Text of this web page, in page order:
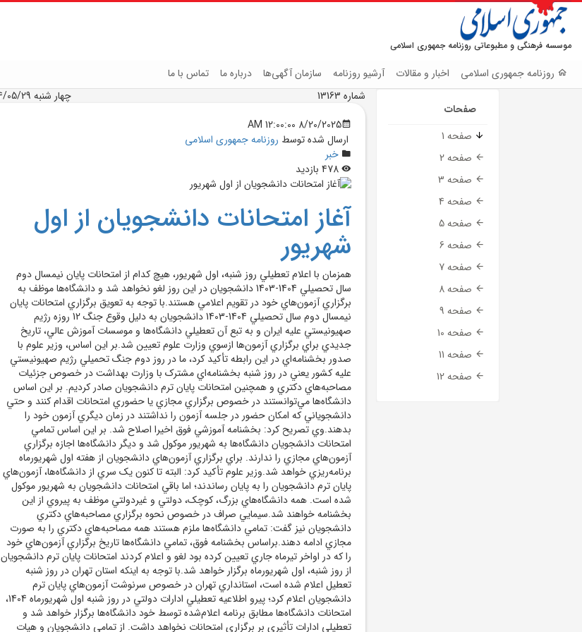
موسسه فرهنگی و مطبوعاتی روزنامه جمهوری اسلامی
روزنامه جمهوری اسلامی اخبار و مقالات آرشیو روزنامه سازمان آگهی‌ها درباره ما تماس با ما
صفحات
صفحه 1
صفحه 2
صفحه 3
صفحه 4
صفحه 5
صفحه 6
صفحه 7
صفحه 8
صفحه 9
صفحه 10
صفحه 11
صفحه 12
شماره 13163
چهار شنبه 1404/05/29
8/20/2025 12:00:00 AM
ارسال شده توسط روزنامه جمهوری اسلامی
خبر
آغاز امتحانات دانشجويان از اول
شهريور
همزمان با اعلام تعطيلي روز شنبه، اول شهريور، هيچ کدام از امتحانات پايان نيمسال دوم
سال تحصيلي 1404-1403 دانشجويان در اين روز لغو نخواهد شد و دانشگاه‌ها موظف به
برگزاري آزمون‌هاي خود در تقويم اعلامي هستند.با توجه به تعويق برگزاري امتحانات پايان
نيمسال دوم سال تحصيلي 1404-1403 دانشجويان به دليل وقوع جنگ 12 روزه رژيم
صهيونيستي عليه ايران و به تبع آن تعطيلي دانشگاه‌ها و موسسات آموزش عالي، تاريخ
جديدي براي برگزاري آزمون‌ها ازسوي وزارت علوم تعيين شد.بر اين اساس، وزير علوم با
صدور بخشنامه‌اي در اين رابطه تأکيد کرد، ما در روز دوم جنگ تحميلي رژيم صهيونيستي
عليه کشور يعني در روز شنبه بخشنامه‌اي مشترک با وزارت بهداشت در خصوص جزئيات
مصاحبه‌هاي دکتري و همچنين امتحانات پايان ترم دانشجويان صادر کرديم. بر اين اساس
دانشگاه‌ها مي‌توانستند در خصوص برگزاري مجازي يا حضوري امتحانات اقدام کنند و حتي
دانشجوياني که امکان حضور در جلسه آزمون را نداشتند در زمان ديگري آزمون خود را
بدهند.وي تصريح کرد: بخشنامه آموزشي فوق اخيرا اصلاح شد. بر اين اساس تمامي
امتحانات دانشجويان دانشگاه‌ها به شهريور موکول شد و ديگر دانشگاه‌ها اجازه برگزاري
آزمون‌هاي مجازي را ندارند. براي برگزاري آزمون‌هاي دانشجويان از هفته اول شهريورماه
برنامه‌ريزي خواهد شد.وزير علوم تأکيد کرد: البته تا کنون يک سري از دانشگاه‌ها، آزمون‌هاي
پايان ترم دانشجويان را به پايان رساندند؛ اما باقي امتحانات دانشجويان به شهريور موکول
شده است. همه دانشگاه‌هاي بزرگ، کوچک، دولتي و غيردولتي موظف به پيروي از اين
بخشنامه خواهند شد.سيمايي صراف در خصوص نحوه برگزاري مصاحبه‌هاي دکتري
دانشجويان نيز گفت: تمامي دانشگاه‌ها ملزم هستند همه مصاحبه‌هاي دکتري را به صورت
مجازي ادامه دهند.براساس بخشنامه فوق، تمامي دانشگاه‌ها تاريخ برگزاري آزمون‌هاي خود
را که در اواخر تيرماه جاري تعيين کرده بود لغو و اعلام کردند امتحانات پايان ترم دانشجويان
از روز شنبه، اول شهريورماه برگزار خواهد شد.با توجه به اينکه استان تهران در روز شنبه
تعطيل اعلام شده است، استانداري تهران در خصوص سرنوشت آزمون‌هاي پايان ترم
دانشجويان اعلام کرد؛ پيرو اطلاعيه تعطيلي ادارات دولتي در روز شنبه اول شهريورماه 1404،
امتحانات دانشگاه‌ها مطابق برنامه اعلام‌شده توسط خود دانشگاه‌ها برگزار خواهد شد و
تعطيلي ادارات تأثيري بر برگزاري امتحانات نخواهد داشت. از تمامي دانشجويان و هيات